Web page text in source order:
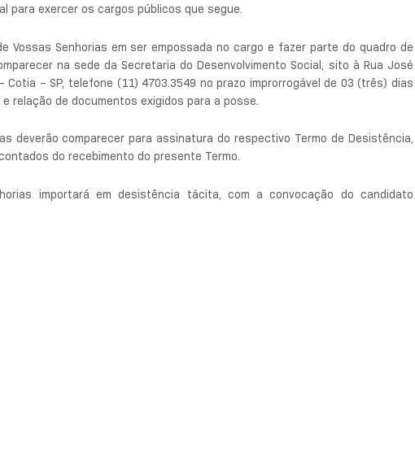
para exercer os cargos públicos que segue.
Vossas Senhorias em ser empossada no cargo e fazer parte do quadro de
na sede da Secretaria do Desenvolvimento Social, sito à Rua José
Cotia – SP, telefone (11) 4703.3549 no prazo improrrogável de 03 (três) dias
relação de documentos exigidos para a posse.
deverão comparecer para assinatura do respectivo Termo de Desistência,
do recebimento do presente Termo.
importará em desistência tácita, com a convocação do candidato